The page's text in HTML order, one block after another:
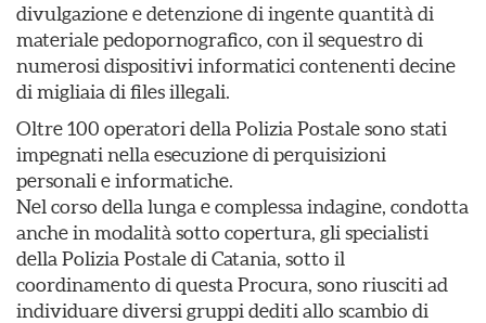
divulgazione e detenzione di ingente quantità di
materiale pedopornografico, con il sequestro di
numerosi dispositivi informatici contenenti decine
di migliaia di files illegali.
Oltre 100 operatori della Polizia Postale sono stati
impegnati nella esecuzione di perquisizioni
personali e informatiche.
Nel corso della lunga e complessa indagine, condotta
anche in modalità sotto copertura, gli specialisti
della Polizia Postale di Catania, sotto il
coordinamento di questa Procura, sono riusciti ad
individuare diversi gruppi dediti allo scambio di